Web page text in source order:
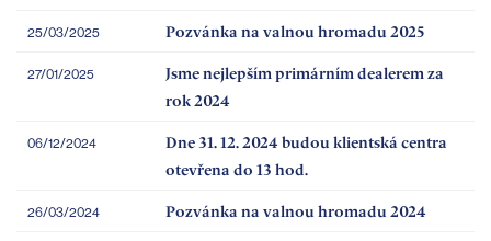
25/03/2025 Pozvánka na valnou hromadu 2025
27/01/2025
Jsme nejlepším primárním dealerem za
rok 2024
06/12/2024
Dne 31. 12. 2024 budou klientská centra
otevřena do 13 hod.
26/03/2024 Pozvánka na valnou hromadu 2024